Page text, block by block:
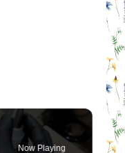
Now Playing